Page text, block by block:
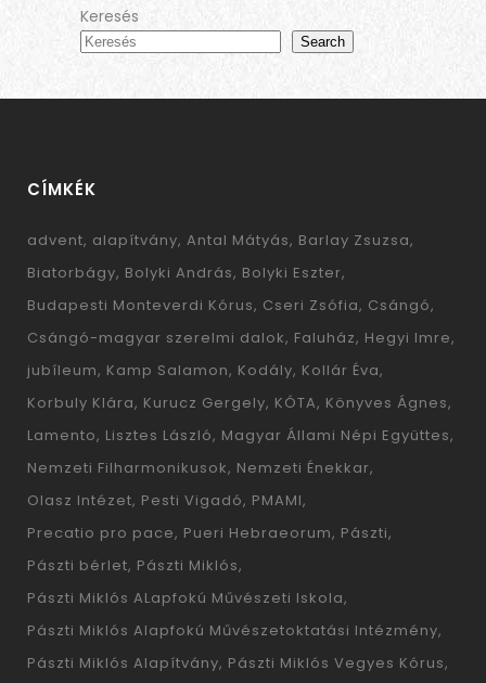
Keresés
Search
CÍMKÉK
advent alapítvány Antal Mátyás Barlay Zsuzsa
Biatorbágy Bolyki András Bolyki Eszter
Budapesti Monteverdi Kórus Cseri Zsófia Csángó
Csángó-magyar szerelmi dalok Faluház Hegyi Imre
jubíleum Kamp Salamon Kodály Kollár Éva
Korbuly Klára Kurucz Gergely KÓTA Könyves Ágnes
Lamento Lisztes László Magyar Állami Népi Együttes
Nemzeti Filharmonikusok Nemzeti Énekkar
Olasz Intézet Pesti Vigadó PMAMI
Precatio pro pace Pueri Hebraeorum Pászti
Pászti bérlet Pászti Miklós
Pászti Miklós ALapfokú Művészeti Iskola
Pászti Miklós Alapfokú Művészetoktatási Intézmény
Pászti Miklós Alapítvány Pászti Miklós Vegyes Kórus